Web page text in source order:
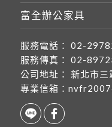
富全辦公家具
服務電話：
02-
服務傳真：
02-
公司地址：
新北市三
專業信箱：